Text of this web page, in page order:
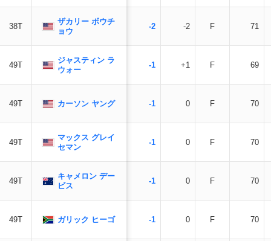
38T
ザカリー ボウチ
ョウ
49T
ジャスティン ラ
ウォー
49T カーソン ヤング
49T
マックス グレイ
セマン
49T
キャメロン デー
ビス
49T ガリック ヒーゴ
-2 -2 F 71
-1 +1 F 69
-1 0 F 70
-1 0 F 70
-1 0 F 70
-1 0 F 70